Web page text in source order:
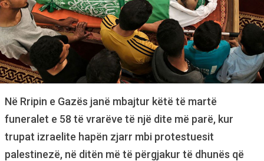
Në Rripin e Gazës janë mbajtur këtë të martë
funeralet e 58 të vrarëve të një dite më parë, kur
trupat izraelite hapën zjarr mbi protestuesit
palestinezë, në ditën më të përgjakur të dhunës që